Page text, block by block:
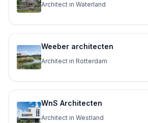
Architect in Waterland
Weeber architecten
Architect in Rotterdam
WnS Architecten
Architect in Westland